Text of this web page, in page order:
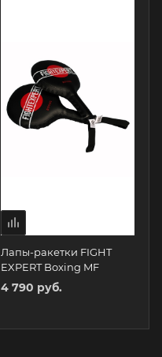
Лапы-ракетки FIGHT
EXPERT Boxing MF
4 790 руб.